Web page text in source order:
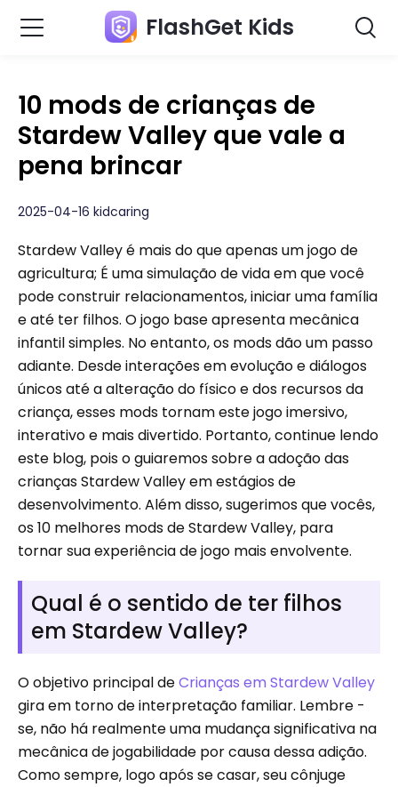
FlashGet Kids
10 mods de crianças de
Stardew Valley que vale a
pena brincar
2025-04-16 kidcaring
Stardew Valley é mais do que apenas um jogo de
agricultura; É uma simulação de vida em que você
pode construir relacionamentos, iniciar uma família
e até ter filhos. O jogo base apresenta mecânica
infantil simples. No entanto, os mods dão um passo
adiante. Desde interações em evolução e diálogos
únicos até a alteração do físico e dos recursos da
criança, esses mods tornam este jogo imersivo,
interativo e mais divertido. Portanto, continue lendo
este blog, pois o guiaremos sobre a adoção das
crianças Stardew Valley em estágios de
desenvolvimento. Além disso, sugerimos que vocês,
os 10 melhores mods de Stardew Valley, para
tornar sua experiência de jogo mais envolvente.
Qual é o sentido de ter filhos
em Stardew Valley?
O objetivo principal deCrianças em Stardew Valley
gira em torno de interpretação familiar. Lembre -
se, não há realmente uma mudança significativa na
mecânica de jogabilidade por causa dessa adição.
Como sempre, logo após se casar, seu cônjuge